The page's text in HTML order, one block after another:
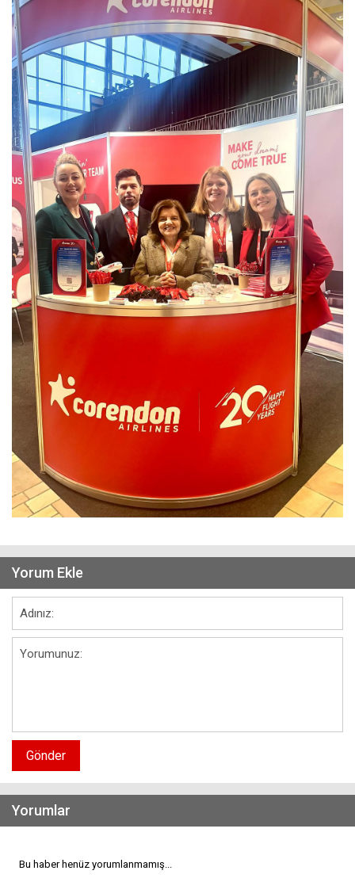
Yorum Ekle
Gönder
Yorumlar
Bu haber henüz yorumlanmamış...